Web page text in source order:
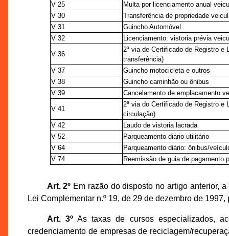
V 25
Multa por licenciamento anual
V 30
Transferência de propriedade
V 31
Guincho Automóvel
V 32
Licenciamento: vistoria prévia
V 36
2ª via de Certificado de Registro e
transferência)
V 37
Guincho motocicleta e outros
V 38
Guincho caminhão ou ônibus
V 39
Cancelamento de emplacamento
V 41
2ª via do Certificado de Registro e
circulação)
V 42
Laudo de vistoria lacrada
V 52
Parqueamento diário utilitário
V 64
Parqueamento diário: ônibus/
V 74
Reemissão de guia de pagamento
Art. 2º Em razão do disposto no artigo anterior,
Lei Complementar n.º 19, de 29 de dezembro de
Art. 3ºAs taxas de cursos especializados,
credenciamento de empresas de reciclagem/